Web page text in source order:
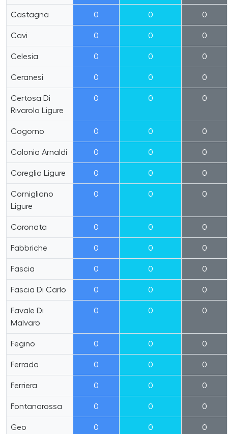
Castagna 0 0 0
Cavi 0 0 0
Celesia 0 0 0
Ceranesi 0 0 0
Certosa Di
Rivarolo Ligure
0 0 0
Cogorno 0 0 0
Colonia Arnaldi 0 0 0
Coreglia Ligure 0 0 0
Cornigliano
Ligure
0 0 0
Coronata 0 0 0
Fabbriche 0 0 0
Fascia 0 0 0
Fascia Di Carlo 0 0 0
Favale Di
Malvaro
0 0 0
Fegino 0 0 0
Ferrada 0 0 0
Ferriera 0 0 0
Fontanarossa 0 0 0
Geo 0 0 0